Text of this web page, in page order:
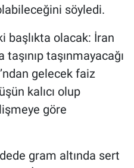
söyledi.
başlıkta olacak: İran
taşınmayacağı
gelecek faiz
kalıcı olup
göre
gram altında sert